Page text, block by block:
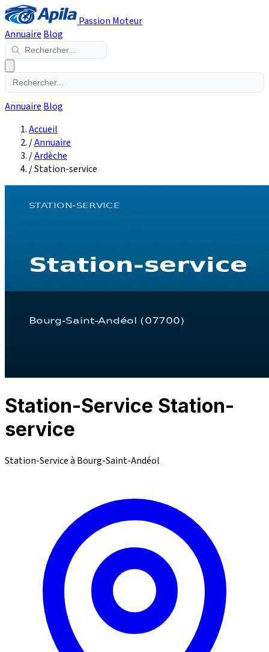
Passion Moteur
Annuaire Blog
Annuaire Blog
Accueil
/Annuaire
/Ardèche
/Station-service
Station-Service Station-
service
Station-Service à Bourg-Saint-Andéol